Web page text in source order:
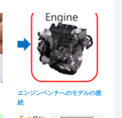
エンジンベンチへのモデルの接
続